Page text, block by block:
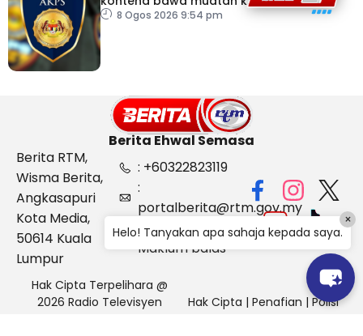
Israel bukti ketegasan
8 Ogos 2026 9:54 pm
Berita Ehwal Semasa
Berita RTM,
Wisma Berita,
Angkasapuri
Kota Media,
50614 Kuala
Lumpur
: +60322823119
:
portalberita@rtm.gov.my
: Aduan &
Maklum balas
Hak Cipta Terpelihara @
2026 Radio Televisyen
Hak Cipta | Penafian | Polisi
Helo! Tanyakan apa sahaja kepada saya.
×